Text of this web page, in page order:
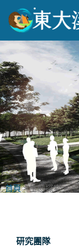
首頁> 生態探索 >
研究團隊